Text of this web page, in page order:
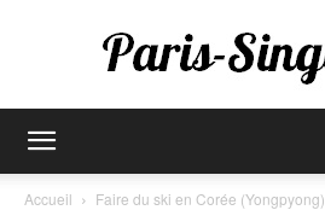
Accueil Faire du ski en Corée (Yongpyong)